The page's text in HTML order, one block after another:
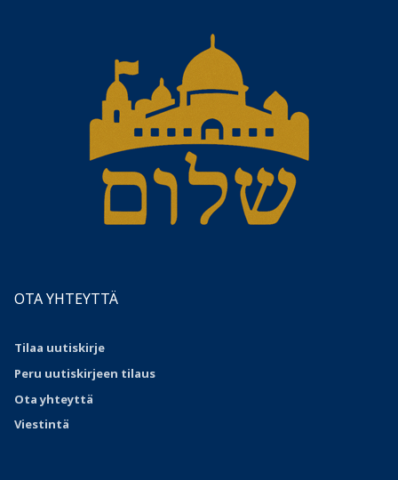
OTA YHTEYTTÄ
Tilaa uutiskirje
Peru uutiskirjeen tilaus
Otayhteyttä
Viestintä